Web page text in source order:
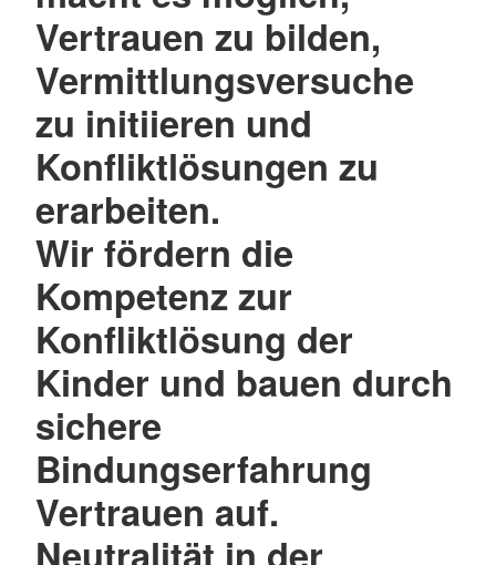
Vertrauen zu bilden,
Vermittlungsversuche
zu initiieren und
Konfliktlösungen zu
erarbeiten.
Wir fördern die
Kompetenz zur
Konfliktlösung der
Kinder und bauen durch
sichere
Bindungserfahrung
Vertrauen auf.